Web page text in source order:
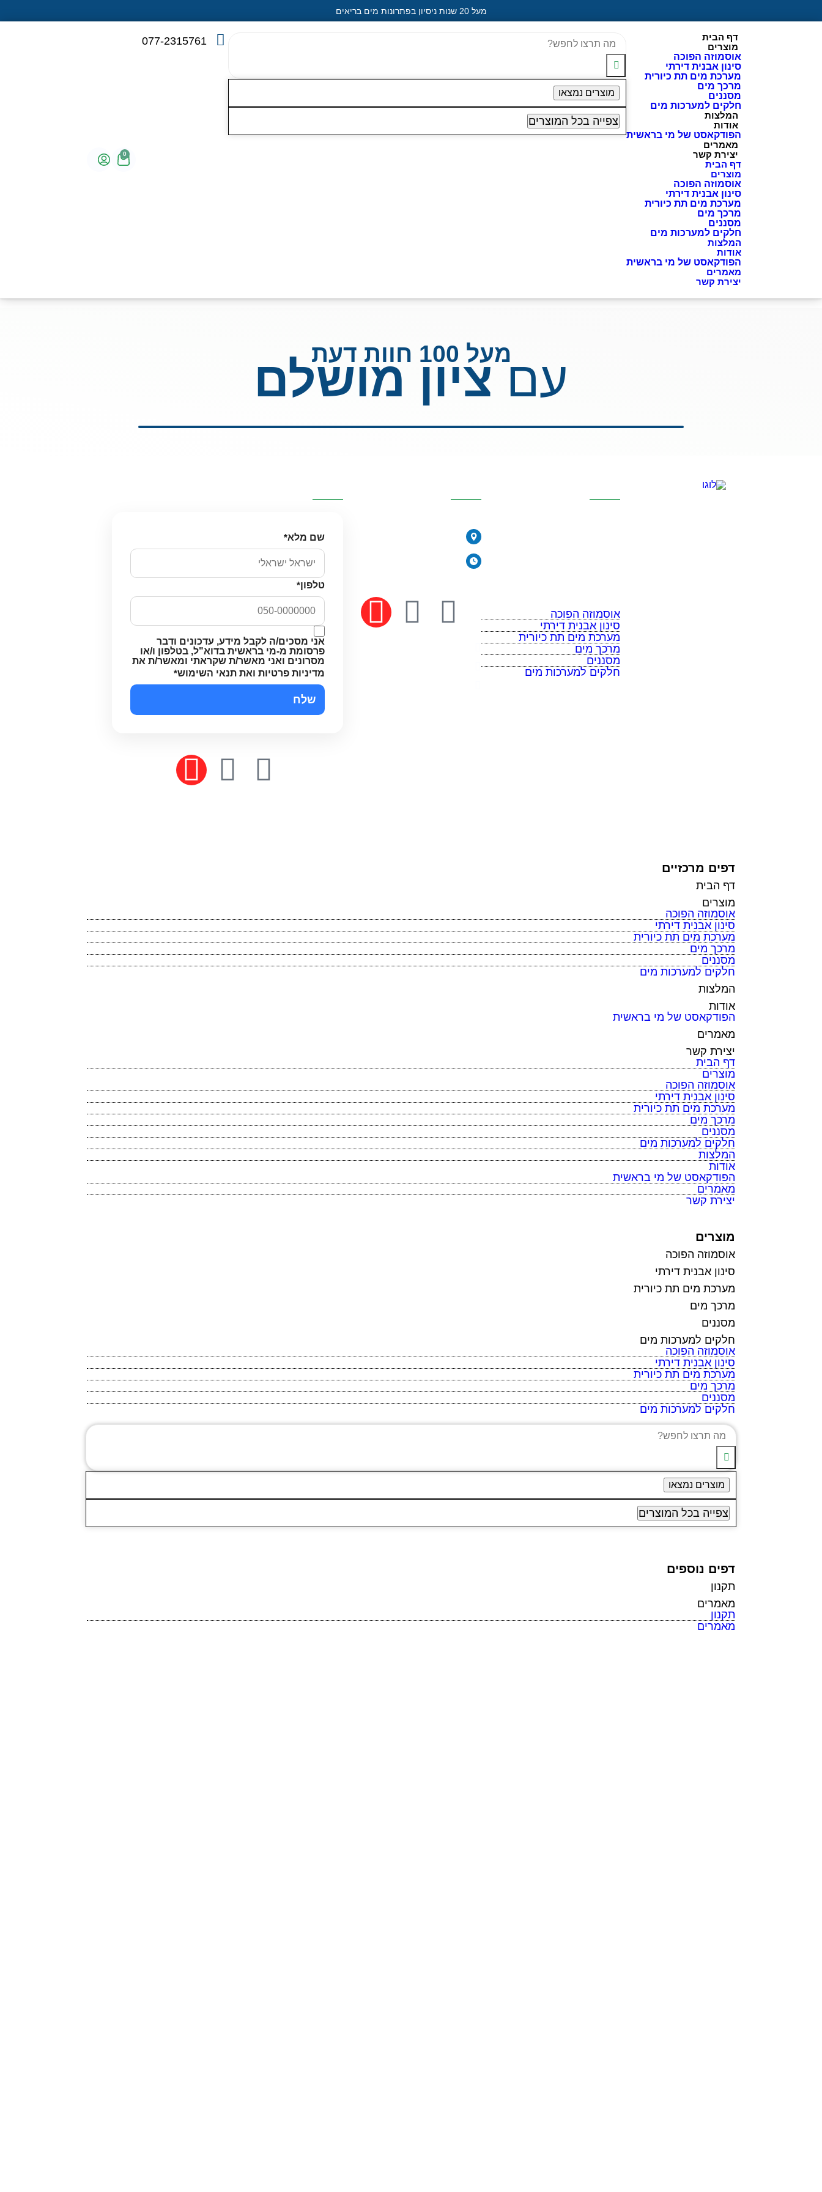
מעל 20 שנות ניסיון בפתרונות מים בריאים
דף הבית
מוצרים
אוסמוזה הפוכה
סינון אבנית דירתי
מערכת מים תת כיורית
מרכך מים
מסננים
חלקים למערכות מים
המלצות
אודות
הפודקאסט של מי בראשית
מאמרים
יצירת קשר
דף הבית
מוצרים
אוסמוזה הפוכה
סינון אבנית דירתי
מערכת מים תת כיורית
מרכך מים
מסננים
חלקים למערכות מים
המלצות
אודות
הפודקאסט של מי בראשית
מאמרים
יצירת קשר
מוצרים נמצאו
צפייה בכל המוצרים
077-2315761
0
מעל 100 חוות דעתעםציון מושלם
אוסמוזה הפוכה
סינון אבנית דירתי
מערכת מים תת כיורית
מרכך מים
מסננים
חלקים למערכות מים
שם מלא*
טלפון*
אני מסכים/ה לקבל מידע, עדכונים ודבר
פרסומת מ-מי בראשית בדוא"ל, בטלפון ו/או
מסרונים ואני מאשר/ת שקראתי ומאשר/ת את
מדיניות פרטיות ואת תנאי השימוש*
דפים מרכזיים
דף הבית
מוצרים
אוסמוזה הפוכה
סינון אבנית דירתי
מערכת מים תת כיורית
מרכך מים
מסננים
חלקים למערכות מים
המלצות
אודות
הפודקאסט של מי בראשית
מאמרים
יצירת קשר
דף הבית
מוצרים
אוסמוזה הפוכה
סינון אבנית דירתי
מערכת מים תת כיורית
מרכך מים
מסננים
חלקים למערכות מים
המלצות
אודות
הפודקאסט של מי בראשית
מאמרים
יצירת קשר
מוצרים
אוסמוזה הפוכה
סינון אבנית דירתי
מערכת מים תת כיורית
מרכך מים
מסננים
חלקים למערכות מים
אוסמוזה הפוכה
סינון אבנית דירתי
מערכת מים תת כיורית
מרכך מים
מסננים
חלקים למערכות מים
מוצרים נמצאו
צפייה בכל המוצרים
דפים נוספים
תקנון
מאמרים
תקנון
מאמרים